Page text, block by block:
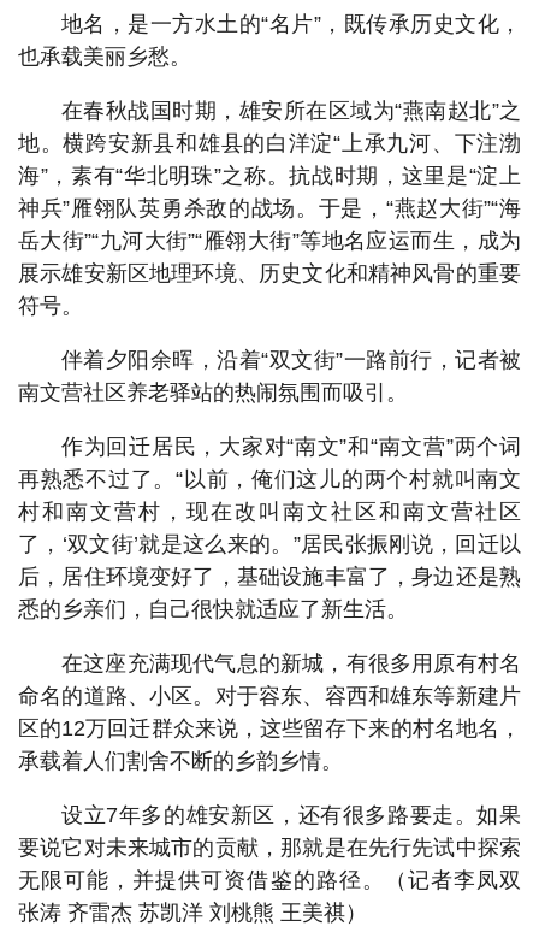
地名，是一方水土的“名片”，既传承历史文化，
也承载美丽乡愁。
在春秋战国时期，雄安所在区域为“燕南赵北”之
地。横跨安新县和雄县的白洋淀“上承九河、下注渤
海”，素有“华北明珠”之称。抗战时期，这里是“淀上
神兵”雁翎队英勇杀敌的战场。于是，“燕赵大街”“海
岳大街”“九河大街”“雁翎大街”等地名应运而生，成为
展示雄安新区地理环境、历史文化和精神风骨的重要
符号。
伴着夕阳余晖，沿着“双文街”一路前行，记者被
南文营社区养老驿站的热闹氛围而吸引。
作为回迁居民，大家对“南文”和“南文营”两个词
再熟悉不过了。“以前，俺们这儿的两个村就叫南文
村和南文营村，现在改叫南文社区和南文营社区
了，‘双文街’就是这么来的。”居民张振刚说，回迁以
后，居住环境变好了，基础设施丰富了，身边还是熟
悉的乡亲们，自己很快就适应了新生活。
在这座充满现代气息的新城，有很多用原有村名
命名的道路、小区。对于容东、容西和雄东等新建片
区的12万回迁群众来说，这些留存下来的村名地名，
承载着人们割舍不断的乡韵乡情。
设立7年多的雄安新区，还有很多路要走。如果
要说它对未来城市的贡献，那就是在先行先试中探索
无限可能，并提供可资借鉴的路径。（记者李凤双
张涛 齐雷杰 苏凯洋 刘桃熊 王美祺）